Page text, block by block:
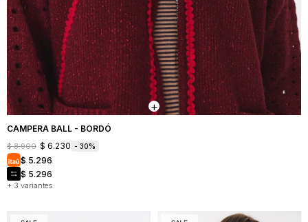
CAMPERA BALL - BORDÓ
+ 3 variantes
$ 8.900 $ 6.230 30
$ 5.296
$ 5.296